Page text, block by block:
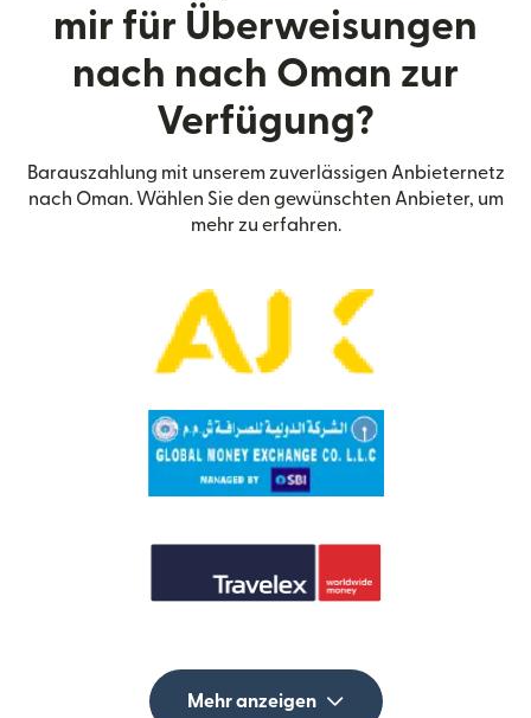
mir für Überweisungen
nach nach Oman zur
Verfügung?
Barauszahlung mit unserem zuverlässigen Anbieternetz
nach Oman. Wählen Sie den gewünschten Anbieter, um
mehr zu erfahren.
Mehr anzeigen